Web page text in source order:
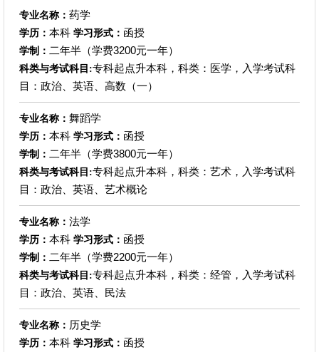
专业名称： 药学
学历： 本科 学习形式： 函授
学制： 二年半（学费3200元一年）
科类与考试科目:专科起点升本科，科类：医学，入学考试科
目：政治、英语、高数（一）
专业名称： 舞蹈学
学历： 本科 学习形式： 函授
学制： 二年半（学费3800元一年）
科类与考试科目:专科起点升本科，科类：艺术，入学考试科
目：政治、英语、艺术概论
专业名称： 法学
学历： 本科 学习形式： 函授
学制： 二年半（学费2200元一年）
科类与考试科目:专科起点升本科，科类：经管，入学考试科
目：政治、英语、民法
专业名称： 历史学
学历： 本科 学习形式： 函授